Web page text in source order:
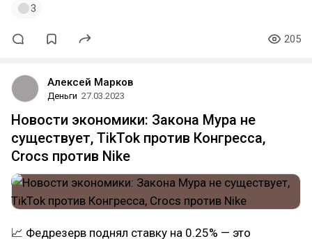
3
205
Алексей Марков
Деньги 27.03.2023
Новости экономики: Закона Мура не
существует, TikTok против Конгресса,
Crocs против Nike
📈 Федрезерв поднял ставку на 0.25% — это